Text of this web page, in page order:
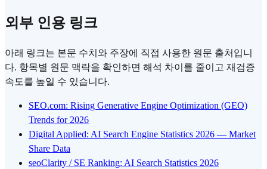
외부 인용 링크
아래 링크는 본문 수치와 주장에 직접 사용한 원문 출처입니
다. 항목별 원문 맥락을 확인하면 해석 차이를 줄이고 재검증
속도를 높일 수 있습니다.
SEO.com: Rising Generative Engine Optimization (GEO)
Trends for 2026
Digital Applied: AI Search Engine Statistics 2026 — Market
Share Data
seoClarity / SE Ranking: AI Search Statistics 2026